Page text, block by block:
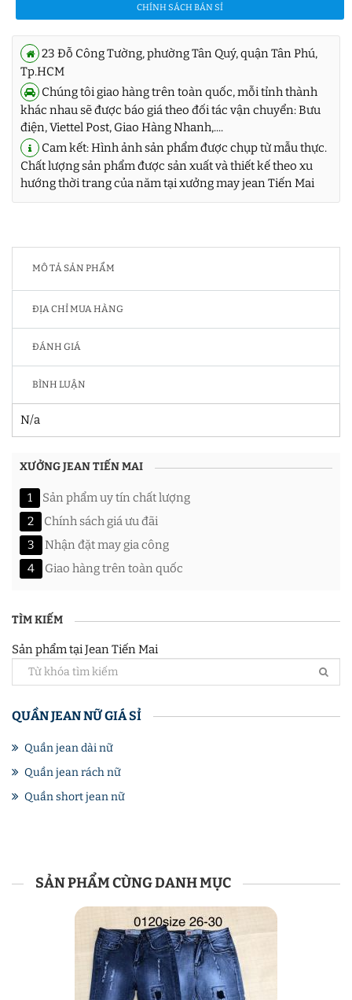
CHÍNH SÁCH BÁN SỈ
23 Đỗ Công Tường, phường Tân Quý, quận Tân Phú,
Tp.HCM
Chúng tôi giao hàng trên toàn quốc, mỗi tỉnh thành
khác nhau sẽ được báo giá theo đối tác vận chuyển: Bưu
điện, Viettel Post, Giao Hàng Nhanh,....
Cam kết: Hình ảnh sản phẩm được chụp từ mẫu thực.
Chất lượng sản phẩm được sản xuất và thiết kế theo xu
hướng thời trang của năm tại xưởng may jean Tiến Mai
MÔ TẢ SẢN PHẨM
ĐỊA CHỈ MUA HÀNG
ĐÁNH GIÁ
BÌNH LUẬN
N/a
XƯỞNG JEAN TIẾN MAI
1
Sản phẩm uy tín chất lượng
2
Chính sách giá ưu đãi
3
Nhận đặt may gia công
4
Giao hàng trên toàn quốc
TÌM KIẾM
Sản phẩm tại Jean Tiến Mai
QUẦN JEAN NỮ GIÁ SỈ
Quần jean dài nữ
Quần jean rách nữ
Quần short jean nữ
SẢN PHẨM CÙNG DANH MỤC